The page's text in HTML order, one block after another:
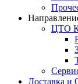
ЦТО
Доставка и